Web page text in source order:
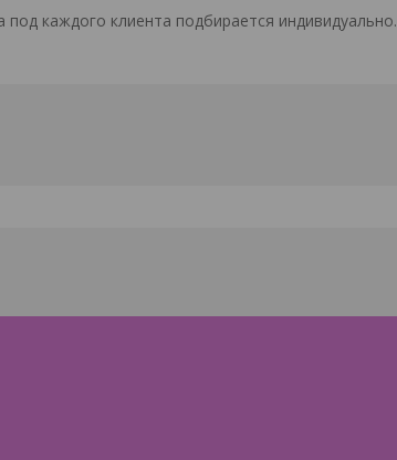
каждого клиента подбирается индивидуально.